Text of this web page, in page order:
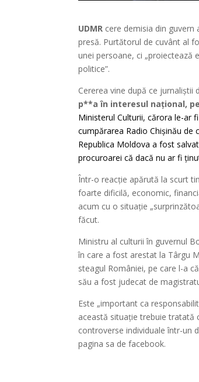
UDMR cere demisia din guvern
presă. Purtătorul de cuvânt al
unei persoane, ci „proiectează
politice”.
Cererea vine după ce jurnaliștii
p**a în interesul național,
Ministerul Culturii, cărora le-ar
cumpărarea Radio Chișinău de
Republica Moldova a fost
procuroarei că dacănu ar fi
Într-o reacție apărută la scurt
foarte dificilă, economic,
acum cu o situație
făcut.
Ministru al culturii în guvernul
în care a fost arestat la Târgu
steagul României, pe care l-a
său a fost judecat de
Este „important ca
această situație trebuie tratată
controverse individuale într-un
pagina sa de facebook.